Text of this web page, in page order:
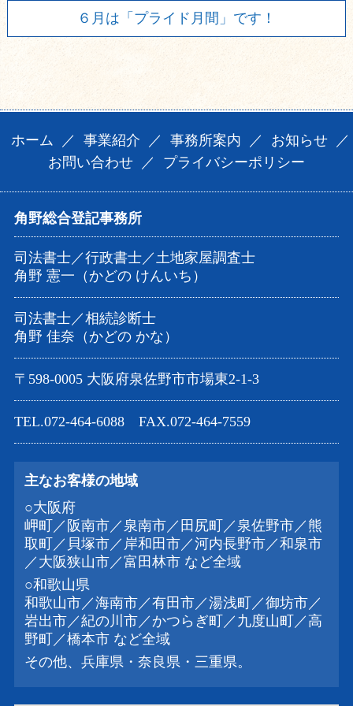
６月は「プライド月間」です！
ホーム ／ 事業紹介 ／ 事務所案内 ／ お知らせ
／
お問い合わせ
／ プライバシーポリシー
角野総合登記事務所
司法書士／行政書士／土地家屋調査士
角野 憲一（かどの けんいち）
司法書士／相続診断士
角野 佳奈（かどの かな）
〒598-0005 大阪府泉佐野市市場東2-1-3
TEL.072-464-6088 FAX.072-464-7559
主なお客様の地域
○大阪府
岬町／阪南市／泉南市／田尻町／泉佐野市／熊
取町／貝塚市／岸和田市／河内長野市／和泉市
／大阪狭山市／富田林市 など全域
○和歌山県
和歌山市／海南市／有田市／湯浅町／御坊市／
岩出市／紀の川市／かつらぎ町／九度山町／高
野町／橋本市 など全域
その他、兵庫県・奈良県・三重県。